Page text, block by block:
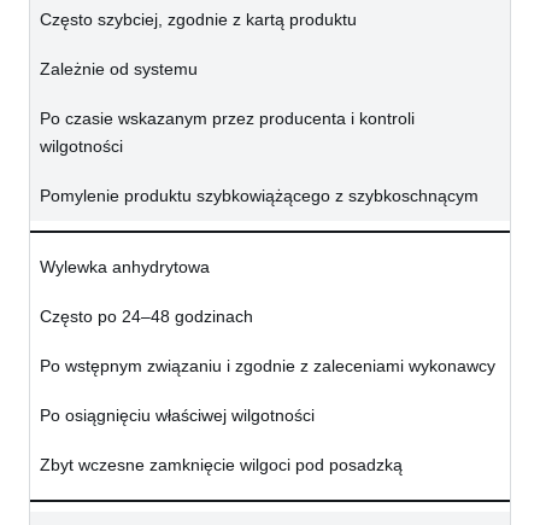
Często szybciej, zgodnie z kartą produktu
Zależnie od systemu
Po czasie wskazanym przez producenta i kontroli
wilgotności
Pomylenie produktu szybkowiążącego z szybkoschnącym
Wylewka anhydrytowa
Często po 24–48 godzinach
Po wstępnym związaniu i zgodnie z zaleceniami wykonawcy
Po osiągnięciu właściwej wilgotności
Zbyt wczesne zamknięcie wilgoci pod posadzką